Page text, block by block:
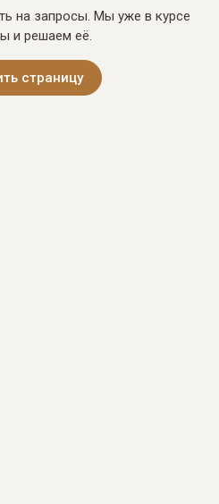
на запросы. Мы уже в курсе
и решаем её.
страницу